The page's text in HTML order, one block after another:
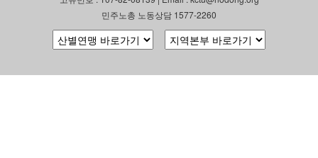
민주노총 노동상담 1577-2260